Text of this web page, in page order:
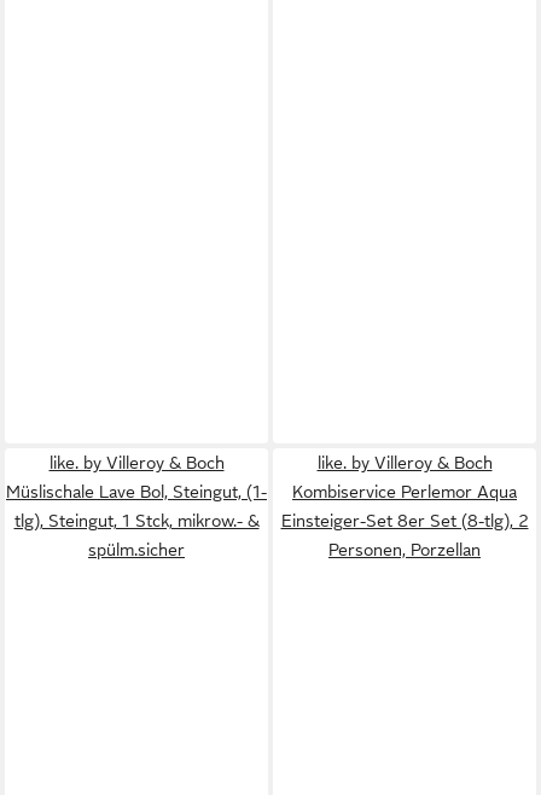
like. by Villeroy & Boch
Müslischale Lave Bol, Steingut, (1-
tlg), Steingut, 1 Stck, mikrow.- &
spülm.sicher
like. by Villeroy & Boch
Kombiservice Perlemor Aqua
Einsteiger-Set 8er Set (8-tlg), 2
Personen, Porzellan